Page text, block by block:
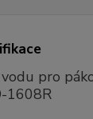
pro
1608R